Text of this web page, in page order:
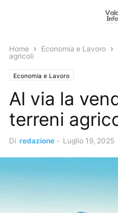
Home Economia e Lavoro
agricoli
Economia e Lavoro
Al via la
terreni
Di redazione - Luglio 19, 2025